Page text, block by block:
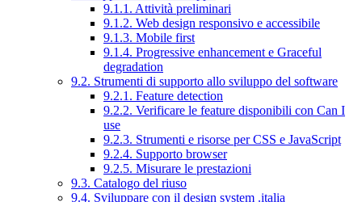
9.1.1. Attività preliminari
9.1.2. Web design responsivo e accessibile
9.1.3. Mobile first
9.1.4. Progressive enhancement e Graceful
degradation
9.2. Strumenti di supporto allo sviluppo del software
9.2.1. Feature detection
9.2.2. Verificare le feature disponibili con Can I
use
9.2.3. Strumenti e risorse per CSS e JavaScript
9.2.4. Supporto browser
9.2.5. Misurare le prestazioni
9.3. Catalogo del riuso
9.4. Sviluppare con il design system .italia